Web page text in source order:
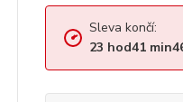
Sleva končí:
23 hod41min